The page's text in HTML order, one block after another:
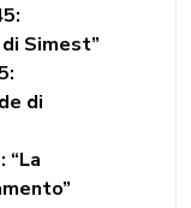
Simest”
di